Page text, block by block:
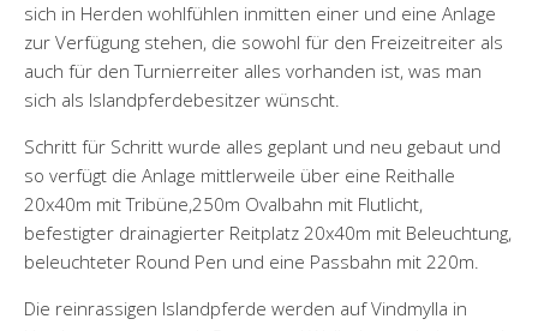
sich in Herden wohlfühlen inmitten einer und eine Anlage
zur Verfügung stehen, die sowohl für den Freizeitreiter als
auch für den Turnierreiter alles vorhanden ist, was man
sich als Islandpferdebesitzer wünscht.
Schritt für Schritt wurde alles geplant und neu gebaut und
so verfügt die Anlage mittlerweile über eine Reithalle
20x40m mit Tribüne,250m Ovalbahn mit Flutlicht,
befestigter drainagierter Reitplatz 20x40m mit Beleuchtung,
beleuchteter Round Pen und eine Passbahn mit 220m.
Die reinrassigen Islandpferde werden auf Vindmylla in